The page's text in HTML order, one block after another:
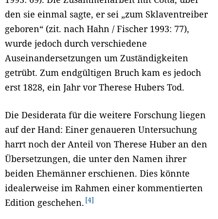
den sie einmal sagte, er sei „zum Sklaventreiber
geboren“ (zit. nach Hahn / Fischer 1993: 77),
wurde jedoch durch verschiedene
Auseinandersetzungen um Zuständigkeiten
getrübt. Zum endgültigen Bruch kam es jedoch
erst 1828, ein Jahr vor Therese Hubers Tod.
Die Desiderata für die weitere Forschung liegen
auf der Hand: Einer genaueren Untersuchung
harrt noch der Anteil von Therese Huber an den
Übersetzungen, die unter den Namen ihrer
beiden Ehemänner erschienen. Dies könnte
idealerweise im Rahmen einer kommentierten
Edition geschehen. 4